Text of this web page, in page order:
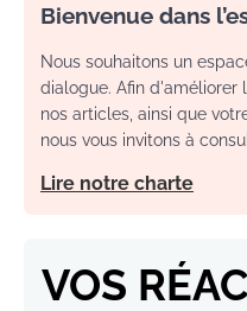
Bienvenue dans
Nous souhaitons un
dialogue. Afin d'améliorer
nos articles, ainsi que
nous vous invitons à
Lire notre charte
VOS